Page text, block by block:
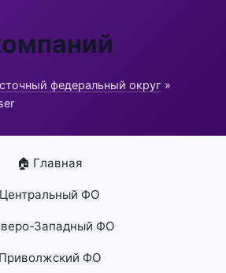
федеральный округ »
🏠 Главная
Центральный ФО
Западный ФО
Приволжский ФО